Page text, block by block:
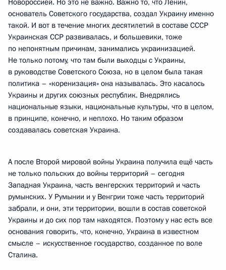
Новороссией. Но это не важно. Важно то, что Ленин,
основатель Советского государства, создал Украину именно
такой. И вот в течение многих десятилетий в составе СССР
Украинская ССР развивалась, и большевики, тоже
по непонятным причинам, занимались украинизацией.
Не только потому, что там были выходцы с Украины,
в руководстве Советского Союза, но в целом была такая
политика – «коренизация» она называлась. Это касалось
Украины и других союзных республик. Внедрялись
национальные языки, национальные культуры, что в целом,
в принципе, конечно, и неплохо. Но таким образом
создавалась советская Украина.
А после Второй мировой войны Украина получила ещё часть
не только польских до войны территорий – сегодня
Западная Украина, часть венгерских территорий и часть
румынских. У Румынии и у Венгрии тоже часть территорий
забрали, и они, эти территории, вошли в состав советской
Украины и до сих пор там находятся. Поэтому у нас есть все
основания говорить, что, конечно, Украина в известном
смысле – искусственное государство, созданное по воле
Сталина.